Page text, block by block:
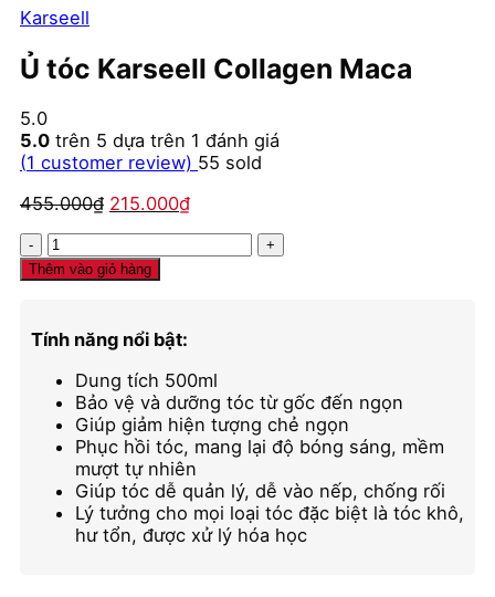
Karseell
Ủ tóc Karseell Collagen Maca
5.0
5.0 trên 5 dựa trên 1 đánh giá
(1 customer review) 55 sold
455.000₫ Giá
455.000₫.
215.000₫Giá
Ủ
tóc
Karseell
Maca
số
lượng
Thêm vào giỏ hàng
Tính năng nổi bật:
Dung tích 500ml
Bảo vệ và dưỡng tóc từ gốc đến ngọn
Giúp giảm hiện tượng chẻ ngọn
Phục hồi tóc, mang lại độ bóng sáng, mềm
mượt tự nhiên
Giúp tóc dễ quản lý, dễ vào nếp, chống rối
Lý tưởng cho mọi loại tóc đặc biệt là tóc khô,
hư tổn, được xử lý hóa học